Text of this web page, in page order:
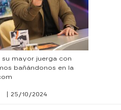
mayor juerga con
bañándonos en la
| 25/10/2024